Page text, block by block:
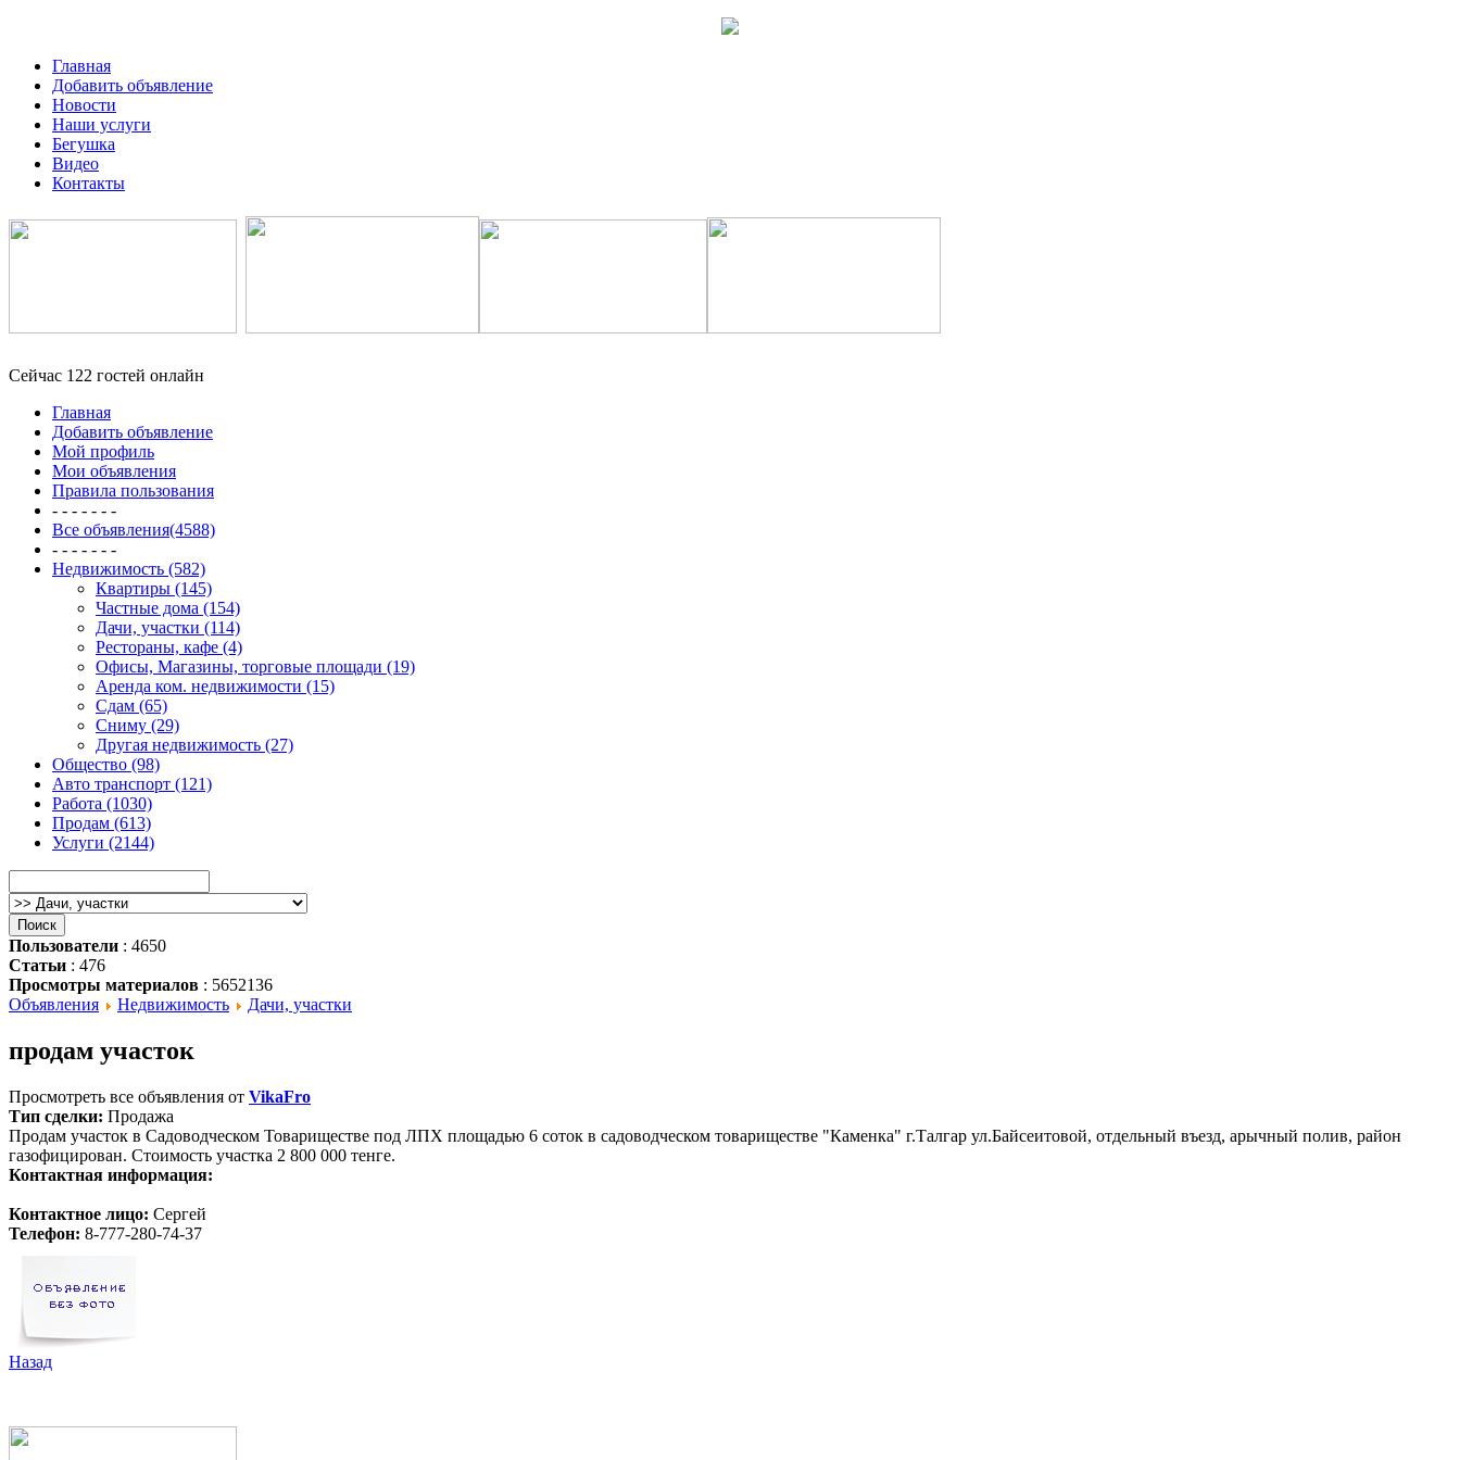
Главная
Добавить объявление
Новости
Наши услуги
Бегушка
Видео
Контакты
Сейчас 122 гостей онлайн
Главная
Добавить объявление
Мой профиль
Мои объявления
Правила пользования
- - - - - - -
Все объявления(4588)
- - - - - - -
Недвижимость (582)
Квартиры (145)
Частные дома (154)
Дачи, участки (114)
Рестораны, кафе (4)
Офисы, Магазины, торговые площади (19)
Аренда ком. недвижимости (15)
Сдам (65)
Сниму (29)
Другая недвижимость (27)
Общество (98)
Авто транспорт (121)
Работа (1030)
Продам (613)
Услуги (2144)
Пользователи : 4650
Статьи : 476
Просмотры материалов : 5652136
Объявления
Недвижимость Дачи, участки
продам участок
Просмотреть все объявления от VikaFro
Тип сделки: Продажа
Продам участок в Садоводческом Товариществе под ЛПХ площадью 6 соток в садоводческом товариществе "Каменка" г.Талгар ул.Байсеитовой, отдельный въезд, арычный полив, район
газофицирован. Стоимость участка 2 800 000 тенге.
Контактная информация:
Контактное лицо: Сергей
Телефон: 8-777-280-74-37
Назад